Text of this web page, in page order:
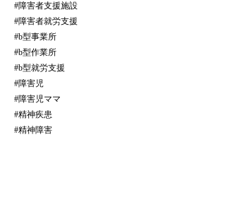
#障害者支援施設
#障害者就労支援
#b型事業所
#b型作業所
#b型就労支援
#障害児
#障害児ママ
#精神疾患
#精神障害